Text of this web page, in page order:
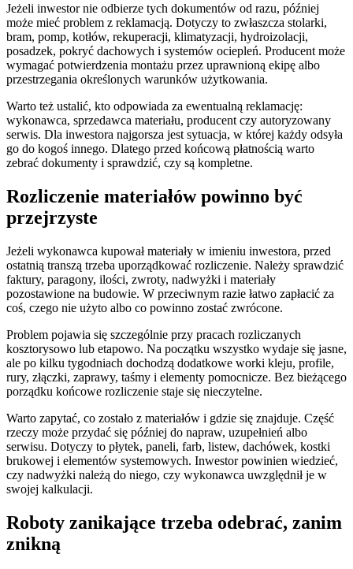
Jeżeli inwestor nie odbierze tych dokumentów od razu, później
może mieć problem z reklamacją. Dotyczy to zwłaszcza stolarki,
bram, pomp, kotłów, rekuperacji, klimatyzacji, hydroizolacji,
posadzek, pokryć dachowych i systemów ociepleń. Producent może
wymagać potwierdzenia montażu przez uprawnioną ekipę albo
przestrzegania określonych warunków użytkowania.
Warto też ustalić, kto odpowiada za ewentualną reklamację:
wykonawca, sprzedawca materiału, producent czy autoryzowany
serwis. Dla inwestora najgorsza jest sytuacja, w której każdy odsyła
go do kogoś innego. Dlatego przed końcową płatnością warto
zebrać dokumenty i sprawdzić, czy są kompletne.
Rozliczenie materiałów powinno być
przejrzyste
Jeżeli wykonawca kupował materiały w imieniu inwestora, przed
ostatnią transzą trzeba uporządkować rozliczenie. Należy sprawdzić
faktury, paragony, ilości, zwroty, nadwyżki i materiały
pozostawione na budowie. W przeciwnym razie łatwo zapłacić za
coś, czego nie użyto albo co powinno zostać zwrócone.
Problem pojawia się szczególnie przy pracach rozliczanych
kosztorysowo lub etapowo. Na początku wszystko wydaje się jasne,
ale po kilku tygodniach dochodzą dodatkowe worki kleju, profile,
rury, złączki, zaprawy, taśmy i elementy pomocnicze. Bez bieżącego
porządku końcowe rozliczenie staje się nieczytelne.
Warto zapytać, co zostało z materiałów i gdzie się znajduje. Część
rzeczy może przydać się później do napraw, uzupełnień albo
serwisu. Dotyczy to płytek, paneli, farb, listew, dachówek, kostki
brukowej i elementów systemowych. Inwestor powinien wiedzieć,
czy nadwyżki należą do niego, czy wykonawca uwzględnił je w
swojej kalkulacji.
Roboty zanikające trzeba odebrać, zanim
znikną